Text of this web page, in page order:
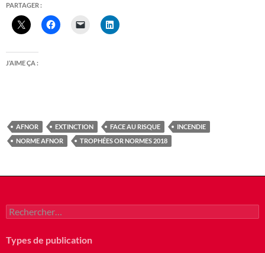
PARTAGER :
J’AIME ÇA :
AFNOR EXTINCTION FACE AU RISQUE
INCENDIE
NORME AFNOR
TROPHÉES OR NORMES 2018
Rechercher :
Types de publication